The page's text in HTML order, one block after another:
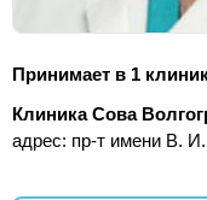
Принимает в 1
Клиника Сова
адрес: пр-т имени В.